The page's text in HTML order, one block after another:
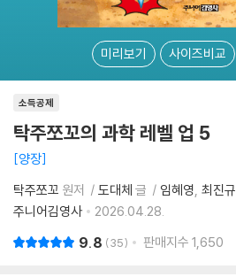
미리보기 사이즈비교
소득공제
탁주쪼꼬의 과학 레벨 업 5
양장
탁주쪼꼬 원저 도대체 글 임혜영 최진규
주니어김영사
2026.04.28.
9.8 35 판매지수 1,650